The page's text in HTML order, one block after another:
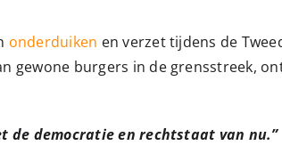
onderduiken en verzet tijdens de
gewone burgers in de grensstreek,
de democratie en rechtstaat van nu.”